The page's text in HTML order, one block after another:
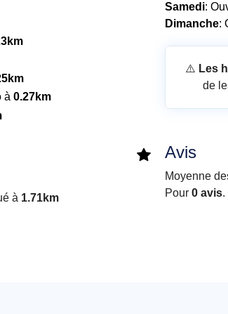
à 0.27km
à 1.71km
Samedi:
Dimanche:
⚠️ Les
de
Avis
Moyenne
Pour 0 avis.